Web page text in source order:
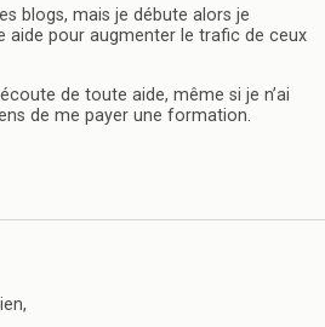
blogs, mais je débute alors je
aide pour augmenter le trafic de ceux
de toute aide, même si je n’ai
de me payer une formation.